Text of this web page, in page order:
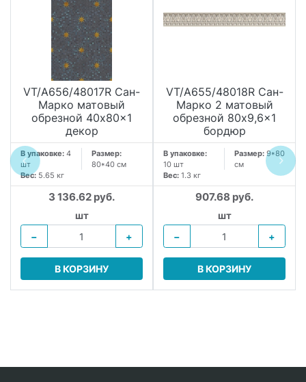
VT/A656/48017R Сан-
Марко матовый
обрезной 40x80x1
декор
В упаковке: 4
шт
Размер:
80*40 см
Вес: 5.65 кг
3 136.62 руб.
шт
−
+
В КОРЗИНУ
VT/A655/48018R Сан-
Марко 2 матовый
обрезной 80x9,6x1
бордюр
В упаковке:
10 шт
Размер: 9*80
см
Вес: 1.3 кг
907.68 руб.
шт
−
+
В КОРЗИНУ